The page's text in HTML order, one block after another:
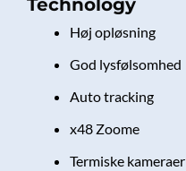
Technology
Høj opløsning
God lysfølsomhed
Auto tracking
x48 Zoome
Termiske kameraer